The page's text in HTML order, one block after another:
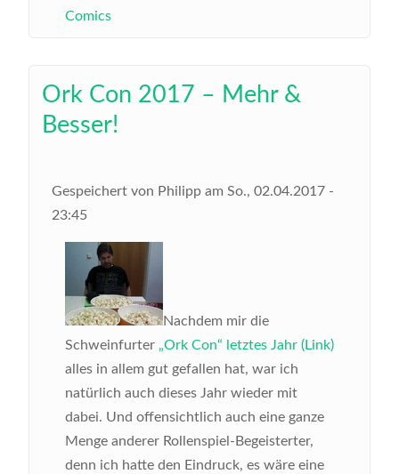
Comics
Ork Con 2017 – Mehr &
Besser!
Gespeichert von Philipp am So., 02.04.2017 -
23:45
Nachdem mir die
Schweinfurter „Ork Con“ letztes Jahr (Link)
alles in allem gut gefallen hat, war ich
natürlich auch dieses Jahr wieder mit
dabei. Und offensichtlich auch eine ganze
Menge anderer Rollenspiel-Begeisterter,
denn ich hatte den Eindruck, es wäre eine